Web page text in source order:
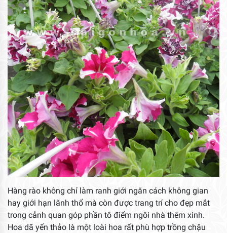
Hàng rào không chỉ làm ranh giới ngăn cách không gian
hay giới hạn lãnh thổ mà còn được trang trí cho đẹp mắt
trong cảnh quan góp phần tô điểm ngôi nhà thêm xinh.
Hoa dã yến thảo là một loài hoa rất phù hợp trồng chậu